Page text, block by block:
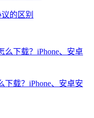
的区别
下载？iPhone、安卓安